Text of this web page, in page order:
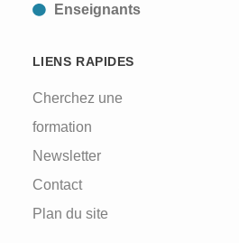
Enseignants
LIENS RAPIDES
Cherchez une
formation
Newsletter
Contact
Plan du site